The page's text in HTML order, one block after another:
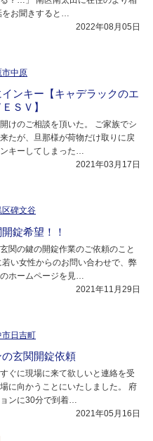
お聞きすると…
2022年08月05日
市中原
ンキー【キャデラックのエ
ＳＶ】
けのご相談を頂いた。 ご家族でシ
たが、旦那様が荷物だけ取りに戻
キーしてしまった…
2021年03月17日
区碑文谷
錠希望！！
関の鍵の開錠作業のご依頼のこと
い女性からのお問い合わせで、弊
ホームページを見…
2021年11月29日
市日吉町
玄関開錠依頼
ぐに現場に来て欲しいと連絡を受
に向かうことにいたしました。 府
ンに30分で到着…
2021年05月16日